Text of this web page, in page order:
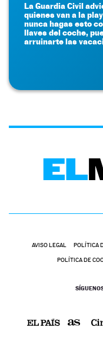
La Guardia Civil
quienes van a la
nunca hagas esto
llaves del coche,
arruinarte las
AVISO LEGAL POLÍTICA
POLÍTICA DE